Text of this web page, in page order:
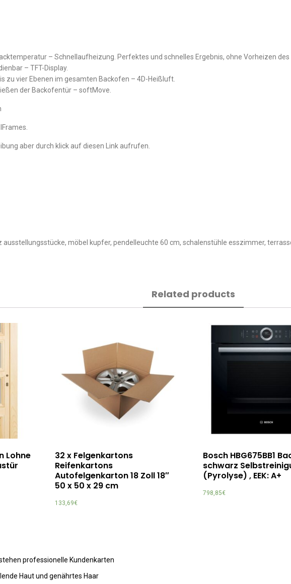
– Schnellaufheizung. Perfektes und schnelles Ergebnis, ohne Vorheizen
– TFT-Display.
zu vier Ebenen im gesamten Backofen – 4D-Heißluft.
der Backofentür – softMove.
aber durch klick auf diesen Link aufrufen.
ausstellungsstücke, möbel kupfer, pendelleuchte 60 cm, schalenstühle esszimmer,
Related products
Lohne
32 x Felgenkartons
Reifenkartons
Autofelgenkarton 18 Zoll 18″
50 x 50 x 29 cm
133,69€
Bosch HBG675BB1
schwarz
(Pyrolyse) , EEK: A+
798,85€
professionelle Kundenkarten
Haut und genährtes Haar